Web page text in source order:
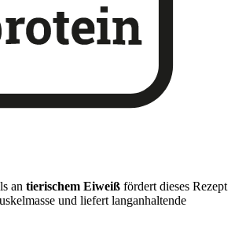
an tierischem Eiweiß fördert dieses Rezept
und liefert langanhaltende